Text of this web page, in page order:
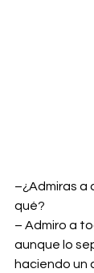
–¿Admiras a
qué?
– Admiro a
aunque lo
haciendo un